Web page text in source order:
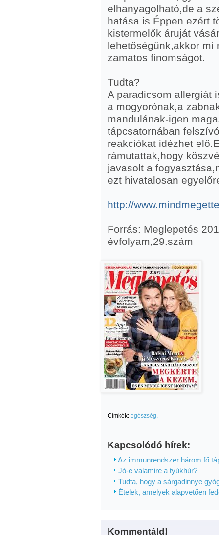
elhanyagolható,de a
hatása is.Éppen ezért
kistermelők áruját
lehetőségünk,akkor mi
zamatos finomságot.
Tudta?
A paradicsom allergiát
a mogyorónak,a
mandulának-igen
tápcsatornában
reakciókat idézhet
rámutattak,hogy
javasolt a
ezt hivatalosan
http://
Forrás: Meglepetés
évfolyam,29.szám
Címkék: egészség.
Kapcsolódó hírek:
Az immunrendszer három fő
Jó-e valamire a tyúkhúr?
Tudta, hogy a sárgadinnye
Ételek, amelyek alapvetően
Kommentáld!